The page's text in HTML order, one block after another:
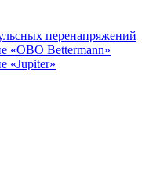
перенапряжений
«OBO Bettermann»
«Jupiter»